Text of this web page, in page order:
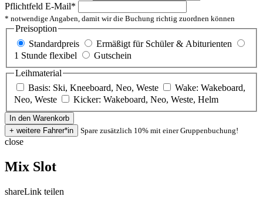
Pflichtfeld E-Mail*
* notwendige Angaben, damit wir die Buchung richtig zuordnen können
Preisoption
Standardpreis
Ermäßigt für Schüler & Abiturienten
1 Stunde flexibel
Gutschein
Leihmaterial
Basis: Ski, Kneeboard, Neo, Weste
Wake: Wakeboard,
Neo, Weste
Kicker: Wakeboard, Neo, Weste, Helm
Spare zusätzlich 10% mit einer Gruppenbuchung!
close
Mix Slot
shareLink teilen